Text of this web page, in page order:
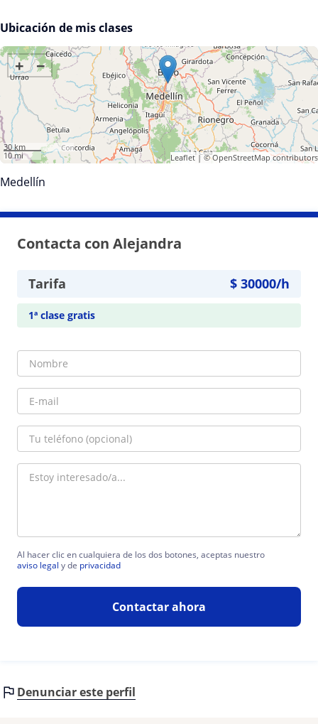
Ubicación de mis clases
+ −
30 km
10 mi
Leaflet| ©OpenStreetMapcontributors
Medellín
Contacta con Alejandra
Tarifa $ 30000/h
1ª clase gratis
Al hacer clic en cualquiera de los dos botones, aceptas nuestro
aviso legal y de privacidad
Contactar ahora
Denunciar este perfil